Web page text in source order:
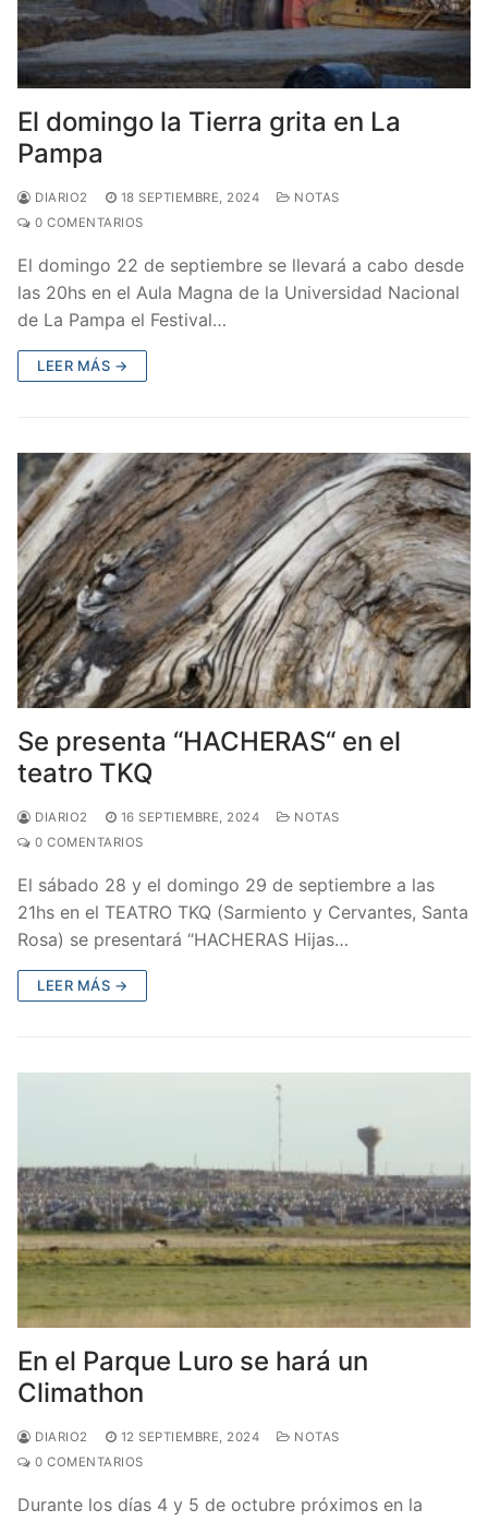
El domingo la Tierra grita en La
Pampa
DIARIO2 18 SEPTIEMBRE, 2024
NOTAS
0 COMENTARIOS
El domingo 22 de septiembre se llevará a cabo desde
las 20hs en el Aula Magna de la Universidad Nacional
de La Pampa el Festival…
LEER MÁS →
Se presenta “HACHERAS“ en el
teatro TKQ
DIARIO2 16 SEPTIEMBRE, 2024
NOTAS
0 COMENTARIOS
El sábado 28 y el domingo 29 de septiembre a las
21hs en el TEATRO TKQ (Sarmiento y Cervantes, Santa
Rosa) se presentará “HACHERAS Hijas…
LEER MÁS →
En el Parque Luro se hará un
Climathon
DIARIO2 12 SEPTIEMBRE, 2024
NOTAS
0 COMENTARIOS
Durante los días 4 y 5 de octubre próximos en la